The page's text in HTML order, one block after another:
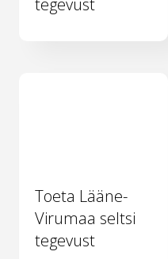
Toeta Lääne-
Virumaa seltsi
tegevust